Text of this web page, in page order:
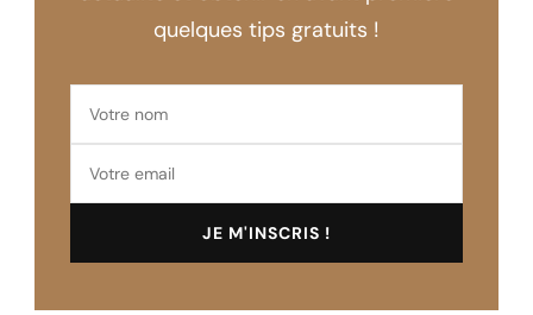
quelques tips gratuits !